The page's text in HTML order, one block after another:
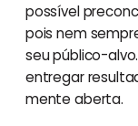
possível
pois nem
seu público-
entregar
mente aberta.